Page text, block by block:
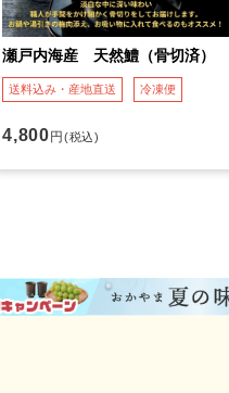
瀬戸内海産 天然鱧（骨切済）
送料込み・産地直送 冷凍便
4,800円(税込)